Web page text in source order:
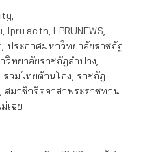
,
, lpru.ac.th, LPRUNEWS,
, ประกาศมหาวิทยาลัยราชภัฏ
วิทยาลัยราชภัฏลำปาง,
รวมไทยต้านโกง, ราชภัฏ
, สมาชิกจิตอาสาพระราชทาน
เฉย